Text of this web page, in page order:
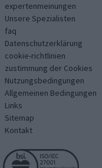
expertenmeinungen
Unsere Spezialisten
faq
Datenschutzerklärung
cookie-richtlinien
zustimmung der Cookies
Nutzungsbedingungen
Allgemeinen Bedingungen
Links
Sitemap
Kontakt